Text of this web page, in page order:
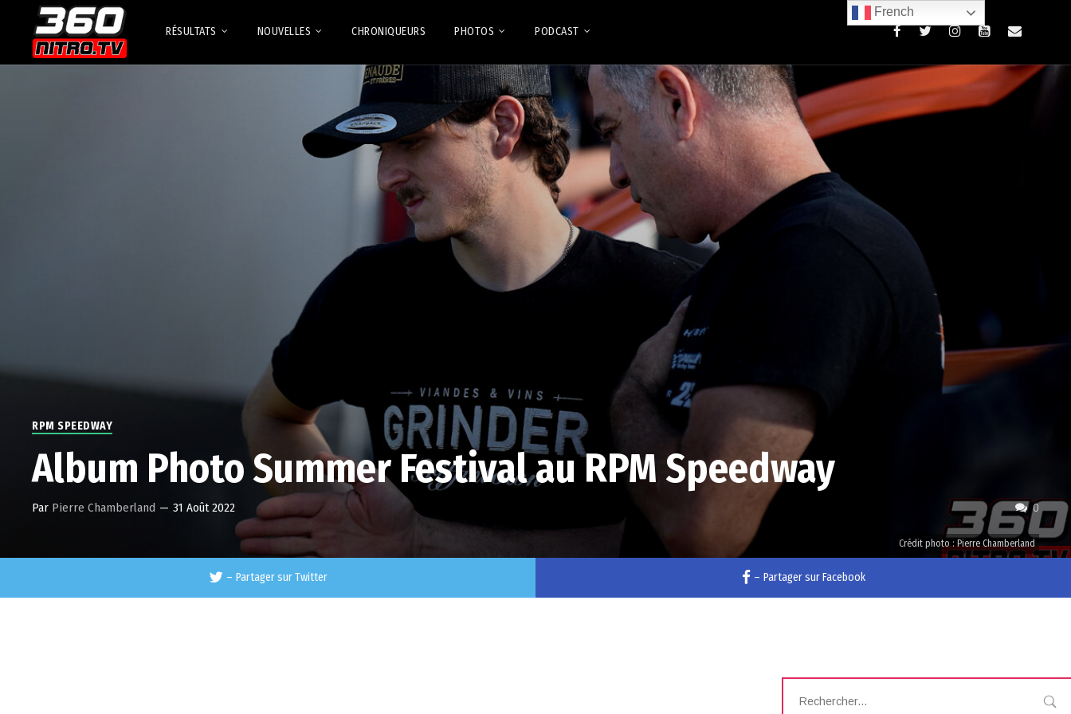
RÉSULTATS NOUVELLES CHRONIQUEURS PHOTOS PODCAST
0
RPM SPEEDWAY
Album Photo Summer Festival au RPM Speedway
Par Pierre Chamberland — 31 Août 2022
Crédit photo : Pierre Chamberland
– Partager sur Twitter – Partager sur Facebook
French